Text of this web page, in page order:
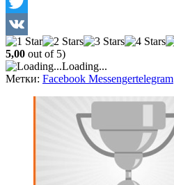
Twitter
VK
5,00 out of 5)
Loading...
Метки: Facebook Messengertelegram